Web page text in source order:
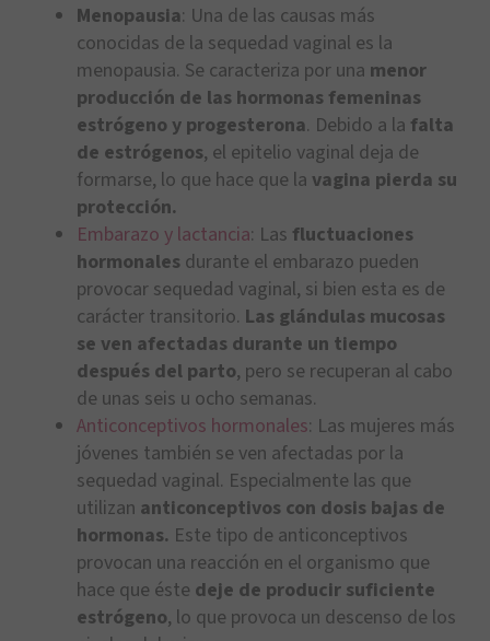
Menopausia: Una de las causas más
conocidas de la sequedad vaginal es la
menopausia. Se caracteriza por una menor
producción de las hormonas femeninas
estrógeno y progesterona. Debido a la falta
de estrógenos, el epitelio vaginal deja de
formarse, lo que hace que la vagina pierda su
protección.
Embarazo y lactancia: Las fluctuaciones
hormonales durante el embarazo pueden
provocar sequedad vaginal, si bien esta es de
carácter transitorio. Las glándulas mucosas
se ven afectadas durante un tiempo
después del parto, pero se recuperan al cabo
de unas seis u ocho semanas.
Anticonceptivos hormonales: Las mujeres más
jóvenes también se ven afectadas por la
sequedad vaginal. Especialmente las que
utilizan anticonceptivos con dosis bajas de
hormonas. Este tipo de anticonceptivos
provocan una reacción en el organismo que
hace que éste deje de producir suficiente
estrógeno, lo que provoca un descenso de los